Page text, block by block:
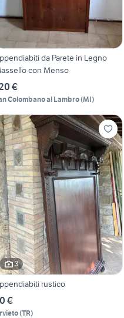
da Parete in Legno
con Menso
€
Colombano al Lambro(MI)
3
rustico
€
(TR)